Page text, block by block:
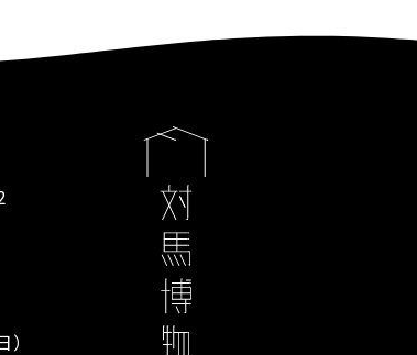
）